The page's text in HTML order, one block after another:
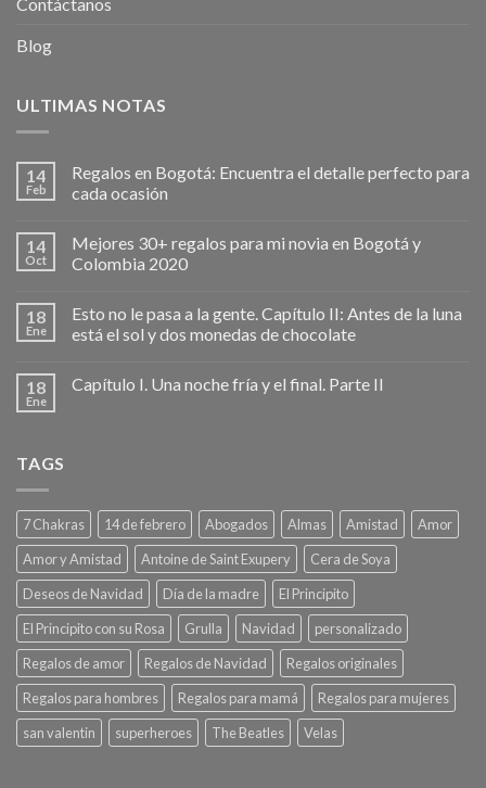
Contáctanos
Blog
ULTIMAS NOTAS
14
Feb
Regalos en Bogotá: Encuentra el detalle perfecto para
cada ocasión
14
Oct
Mejores 30+ regalos para mi novia en Bogotá y
Colombia 2020
18
Ene
Esto no le pasa a la gente. Capítulo II: Antes de la luna
está el sol y dos monedas de chocolate
18
Ene
Capítulo I. Una noche fría y el final. Parte II
TAGS
7 Chakras 14 de febrero Abogados Almas Amistad
Amor
Amor y Amistad
Antoine de Saint Exupery
Cera de Soya
Deseos de Navidad
Día de la madre
El Principito
El Principito con su Rosa
Grulla Navidad
personalizado
Regalos de amor
Regalos de Navidad
Regalos originales
Regalos para hombres
Regalos para mamá
Regalos para mujeres
san valentin
superheroes The Beatles Velas